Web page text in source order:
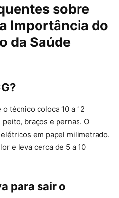
sobre
Importância do
da Saúde
o técnico coloca 10 a 12
braços e pernas. O
em papel milimetrado.
e leva cerca de 5 a 10
para sair o